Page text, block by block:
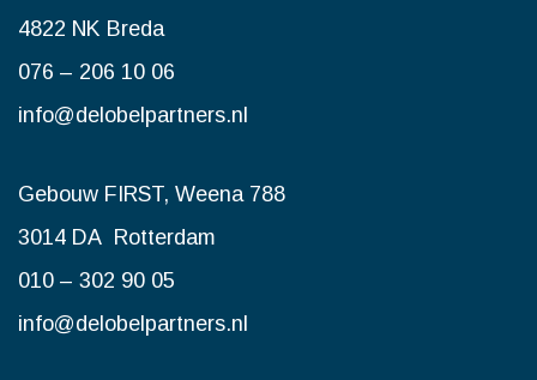
4822 NK Breda
076 – 206 10 06
info@delobelpartners.nl
Gebouw FIRST, Weena 788
3014 DA Rotterdam
010 – 302 90 05
info@delobelpartners.nl